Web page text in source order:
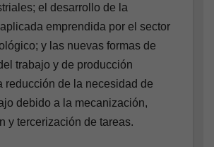
el desarrollo de la
emprendida por el sector
y las nuevas formas de
trabajo y de producción
reducción de la necesidad de
debido a la mecanización,
y tercerización de tareas.